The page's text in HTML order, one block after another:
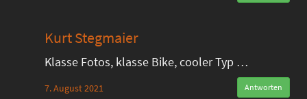
Kurt Stegmaier
Klasse Fotos, klasse Bike, cooler Typ …
7. August 2021 Antworten